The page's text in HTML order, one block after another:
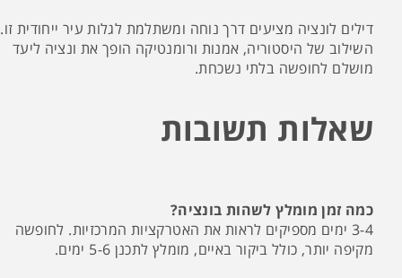
דילים לונציה מציעים דרך נוחה ומשתלמת לגלות עיר ייחודית זו.
השילוב של היסטוריה, אמנות ורומנטיקה הופך את ונציה ליעד
מושלם לחופשה בלתי נשכחת.
שאלות תשובות
כמה זמן מומלץ לשהות בונציה?
3-4 ימים מספיקים לראות את האטרקציות המרכזיות. לחופשה
מקיפה יותר, כולל ביקור באיים, מומלץ לתכנן 5-6 ימים.